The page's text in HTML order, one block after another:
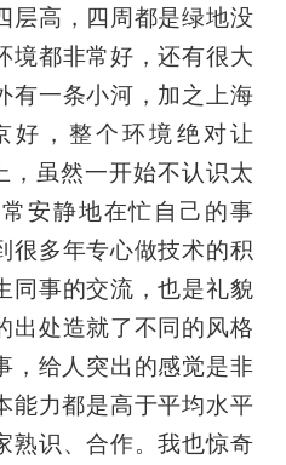
层高，四周都是绿地没
境都非常好，还有很大
有一条小河，加之上海
好，整个环境绝对让
，虽然一开始不认识太
安静地在忙自己的事
很多年专心做技术的积
同事的交流，也是礼貌
出处造就了不同的风格
给人突出的感觉是非
力都是高于平均水平
熟识、合作。我也惊奇